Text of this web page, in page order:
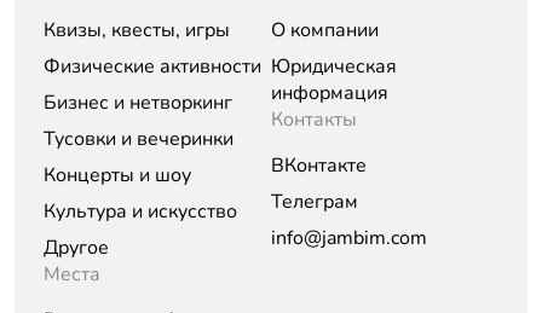
Квизы, квесты, игры
Физические активности
Бизнес и нетворкинг
Тусовки и вечеринки
Концерты и шоу
Культура и искусство
Другое
Места
О компании
Юридическая
информация
Контакты
ВКонтакте
Телеграм
info@jambim.com